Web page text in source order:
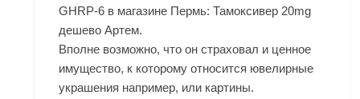
GHRP-6 в магазине Пермь: Тамоксивер 20mg
дешево Артем.
Вполне возможно, что он страховал и ценное
имущество, к которому относится ювелирные
украшения например, или картины.